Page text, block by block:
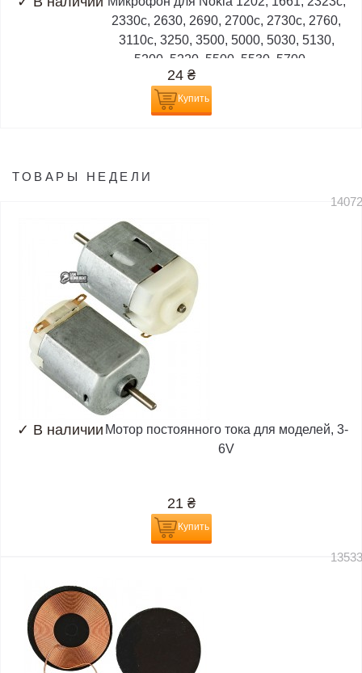
2330c, 2630, 2690, 2700c, 2730c, 2760,
3110c, 3250, 3500, 5000, 5030, 5130,
5200, 5220, 5500, 5530, 5700,...
24 ₴
Купить
ТОВАРЫ НЕДЕЛИ
✓ В наличии Мотор постоянного тока для моделей, 3-
6V
21 ₴
Купить